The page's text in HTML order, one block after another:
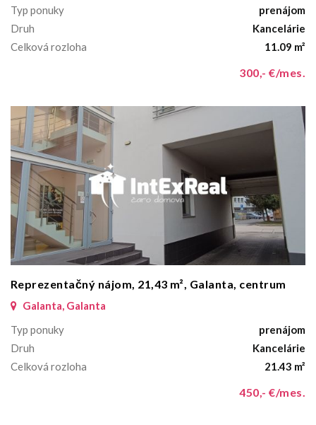
Typ ponuky
prenájom
Druh
Kancelárie
Celková rozloha
11.09 m²
300,- €/mes.
Reprezentačný nájom, 21,43 m², Galanta, centrum
Galanta, Galanta
Typ ponuky
prenájom
Druh
Kancelárie
Celková rozloha
21.43 m²
450,- €/mes.